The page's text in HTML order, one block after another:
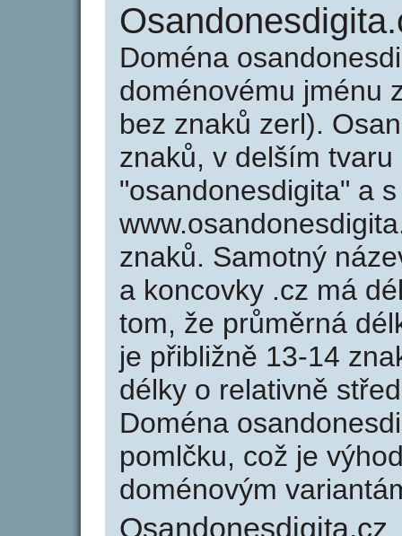
Doména
doménovému jménu
bez znaků zerl).
znaků, v delším tvaru
"osandonesdigita" a
znaků. Samotný
a koncovky .cz má
tom, že průměrná
je přibližně 13-14
délky o relativně
Doména
pomlčku, což je
doménovým
Osandonesdigita.cz